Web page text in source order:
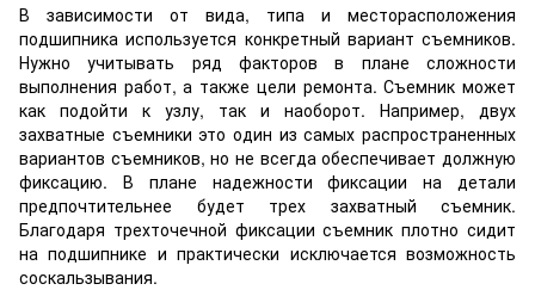
В зависимости от вида, типа и месторасположения
подшипника используется конкретный вариант съемников.
Нужно учитывать ряд факторов в плане сложности
выполнения работ, а также цели ремонта. Съемник может
как подойти к узлу, так и наоборот. Например, двух
захватные съемники это один из самых распространенных
вариантов съемников, но не всегда обеспечивает должную
фиксацию. В плане надежности фиксации на детали
предпочтительнее будет трех захватный съемник.
Благодаря трехточечной фиксации съемник плотно сидит
на подшипнике и практически исключается возможность
соскальзывания.